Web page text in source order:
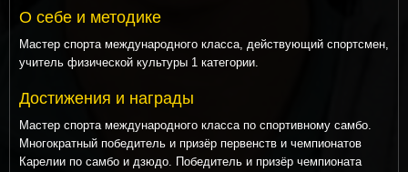
О себе и методике
Мастер спорта международного класса, действующий спортсмен,
учитель физической культуры 1 категории.
Достижения и награды
Мастер спорта международного класса по спортивному самбо.
Многократный победитель и призёр первенств и чемпионатов
Карелии по самбо и дзюдо. Победитель и призёр чемпионата